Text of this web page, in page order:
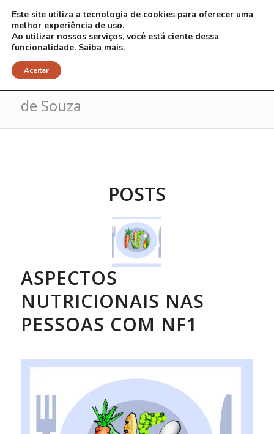
Arquivo para Tag: Marcio Ribeiro
de Souza
POSTS
ASPECTOS
NUTRICIONAIS NAS
PESSOAS COM NF1
Este site utiliza a tecnologia de cookies para oferecer uma
melhor experiência de uso.
Ao utilizar nossos serviços, você está ciente dessa
funcionalidade. Saiba mais.
Aceitar